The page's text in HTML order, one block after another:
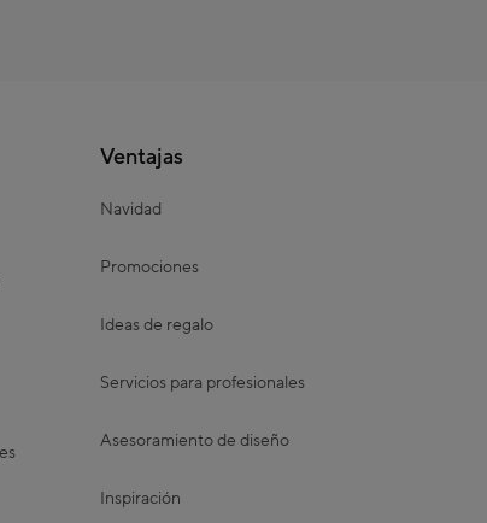
Ventajas
Navidad
Promociones
Ideas de regalo
Servicios para profesionales
Asesoramiento de diseño
Inspiración